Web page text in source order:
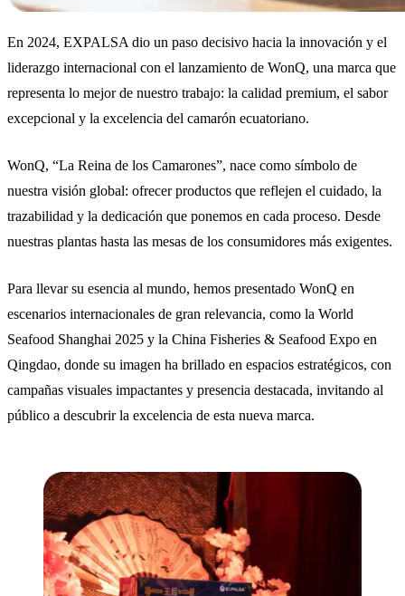
En 2024, EXPALSA dio un paso decisivo hacia la innovación y el
liderazgo internacional con el lanzamiento de WonQ, una marca que
representa lo mejor de nuestro trabajo: la calidad premium, el sabor
excepcional y la excelencia del camarón ecuatoriano.
WonQ, “La Reina de los Camarones”, nace como símbolo de
nuestra visión global: ofrecer productos que reflejen el cuidado, la
trazabilidad y la dedicación que ponemos en cada proceso. Desde
nuestras plantas hasta las mesas de los consumidores más exigentes.
Para llevar su esencia al mundo, hemos presentado WonQ en
escenarios internacionales de gran relevancia, como la World
Seafood Shanghai 2025 y la China Fisheries & Seafood Expo en
Qingdao, donde su imagen ha brillado en espacios estratégicos, con
campañas visuales impactantes y presencia destacada, invitando al
público a descubrir la excelencia de esta nueva marca.